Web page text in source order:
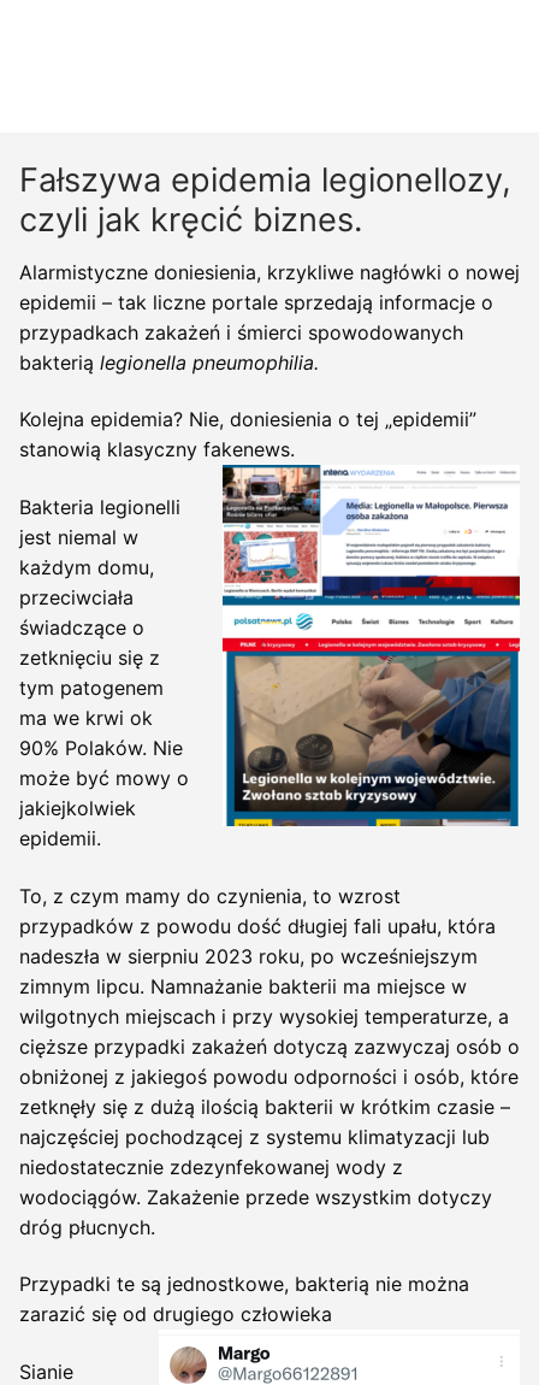
Fałszywa epidemia legionellozy,
czyli jak kręcić biznes.
Alarmistyczne doniesienia, krzykliwe nagłówki o nowej
epidemii – tak liczne portale sprzedają informacje o
przypadkach zakażeń i śmierci spowodowanych
bakterią legionella pneumophilia.
Kolejna epidemia? Nie, doniesienia o tej „epidemii”
stanowią klasyczny fakenews.
Bakteria legionelli
jest niemal w
każdym domu,
przeciwciała
świadczące o
zetknięciu się z
tym patogenem
ma we krwi ok
90% Polaków. Nie
może być mowy o
jakiejkolwiek
epidemii.
To, z czym mamy do czynienia, to wzrost
przypadków z powodu dość długiej fali upału, która
nadeszła w sierpniu 2023 roku, po wcześniejszym
zimnym lipcu. Namnażanie bakterii ma miejsce w
wilgotnych miejscach i przy wysokiej temperaturze, a
cięższe przypadki zakażeń dotyczą zazwyczaj osób o
obniżonej z jakiegoś powodu odporności i osób, które
zetknęły się z dużą ilością bakterii w krótkim czasie –
najczęściej pochodzącej z systemu klimatyzacji lub
niedostatecznie zdezynfekowanej wody z
wodociągów. Zakażenie przede wszystkim dotyczy
dróg płucnych.
Przypadki te są jednostkowe, bakterią nie można
zarazić się od drugiego człowieka
Sianie